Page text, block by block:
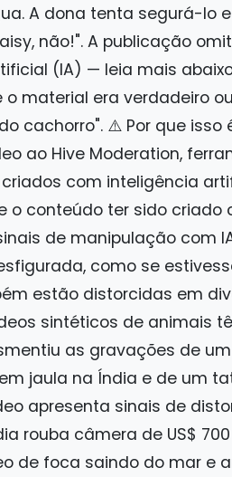
A dona tenta segurá-lo
não!". A publicação
(IA) — leia mais
material era verdadeiro
cachorro". ⚠️ Por que isso
ao Hive Moderation,
com inteligência
o conteúdo ter sido criado
de manipulação com
como se
estão distorcidas em
sintéticos de animais
as gravações de
jaula na Índia e de um
apresenta sinais de
rouba câmera de US$
de foca saindo do mar e